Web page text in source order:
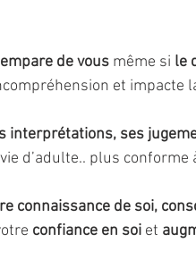
de vous même si le
et impacte
interprétations, ses
d’adulte.. plus
connaissance de soi,
confiance en soi et